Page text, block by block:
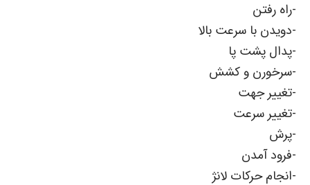
-راه رفتن
-دویدن با سرعت بالا
-پدال پشت پا
-سرخورن و کشش
-تغییر جهت
-تغییر سرعت
-پرش
-فرود آمدن
-انجام حرکات لانژ